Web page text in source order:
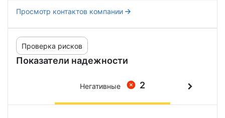
Просмотр контактов компании
Показатели надежности
Проверка рисков
2
Негативные